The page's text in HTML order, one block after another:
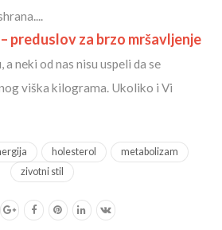
preduslov za brzo mršavljenje
a neki od nas nisu uspeli da se
viška kilograma. Ukoliko i Vi
holesterol
metabolizam
zivotni stil